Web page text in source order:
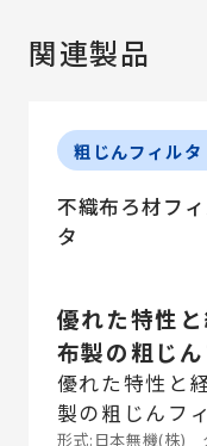
関連製品
粗じんフィルタ
不織布ろ材フ
タ
優れた特性
布製の粗じ
優れた特性と
製の粗じんフ
形式:日本無機(株)